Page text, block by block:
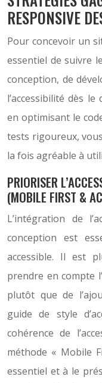
RESPONSIVE
Pour concevoir un
essentiel de suivre
conception, de
l’accessibilité dès
en optimisant le
tests rigoureux,
la fois agréable à
PRIORISER
(MOBILE FIRST &
L’intégration de
conception est
accessible. Il est
prendre en compte
plutôt que de
guide de style
cohérence de
méthode « Mobile
essentiel et à le